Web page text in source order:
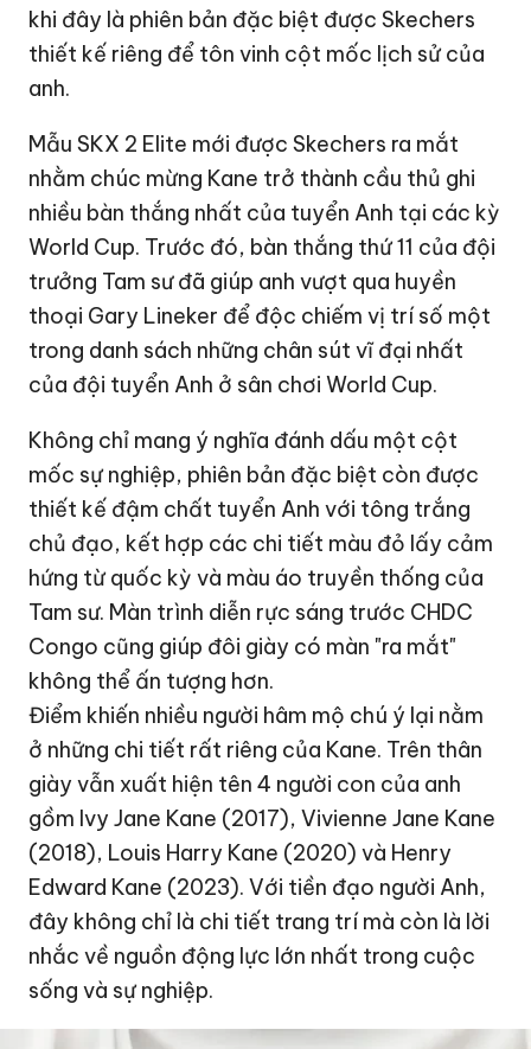
khi đây là phiên bản đặc biệt được Skechers
thiết kế riêng để tôn vinh cột mốc lịch sử của
anh.
Mẫu SKX 2 Elite mới được Skechers ra mắt
nhằm chúc mừng Kane trở thành cầu thủ ghi
nhiều bàn thắng nhất của tuyển Anh tại các kỳ
World Cup. Trước đó, bàn thắng thứ 11 của đội
trưởng Tam sư đã giúp anh vượt qua huyền
thoại Gary Lineker để độc chiếm vị trí số một
trong danh sách những chân sút vĩ đại nhất
của đội tuyển Anh ở sân chơi World Cup.
Không chỉ mang ý nghĩa đánh dấu một cột
mốc sự nghiệp, phiên bản đặc biệt còn được
thiết kế đậm chất tuyển Anh với tông trắng
chủ đạo, kết hợp các chi tiết màu đỏ lấy cảm
hứng từ quốc kỳ và màu áo truyền thống của
Tam sư. Màn trình diễn rực sáng trước CHDC
Congo cũng giúp đôi giày có màn "ra mắt"
không thể ấn tượng hơn.
Điểm khiến nhiều người hâm mộ chú ý lại nằm
ở những chi tiết rất riêng của Kane. Trên thân
giày vẫn xuất hiện tên 4 người con của anh
gồm Ivy Jane Kane (2017), Vivienne Jane Kane
(2018), Louis Harry Kane (2020) và Henry
Edward Kane (2023). Với tiền đạo người Anh,
đây không chỉ là chi tiết trang trí mà còn là lời
nhắc về nguồn động lực lớn nhất trong cuộc
sống và sự nghiệp.